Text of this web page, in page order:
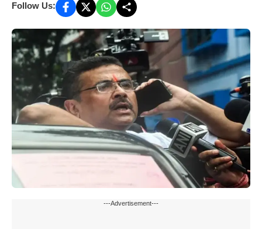
Follow Us:
---Advertisement---